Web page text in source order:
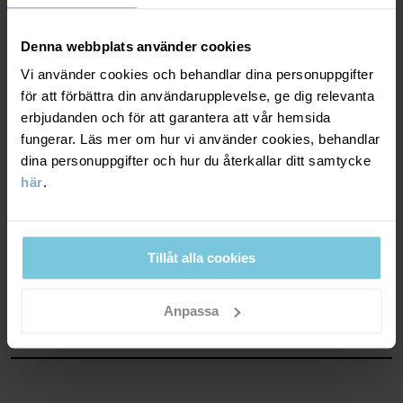
Denna webbplats använder cookies
Vi använder cookies och behandlar dina personuppgifter
för att förbättra din användarupplevelse, ge dig relevanta
erbjudanden och för att garantera att vår hemsida
fungerar. Läs mer om hur vi använder cookies, behandlar
dina personuppgifter och hur du återkallar ditt samtycke
här.
Tillåt alla cookies
Anpassa
Andning minst 3000g/m2/24h
VINDTÄTHET 6/6
Vindtätt membran
Optimalt vindskydd. Plagget stänger ute all vind.
MATERIAL & SKÖTSELRÅD
Material
100% Polyester Recycled
HÅLLBARHET